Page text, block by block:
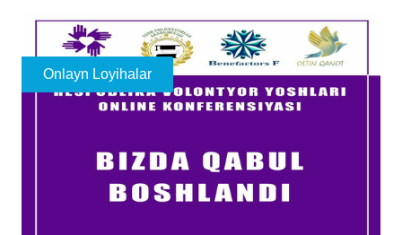
Onlayn Loyihalar